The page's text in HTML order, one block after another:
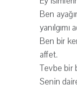
Ben
yanılgımı
Ben bir
affet.
Tevbe bir
Senin